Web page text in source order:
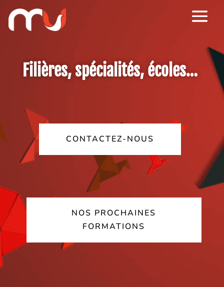
Filières, spécialités, écoles…
CONTACTEZ-NOUS
NOS PROCHAINES
FORMATIONS